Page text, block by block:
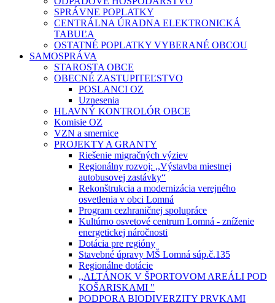
SPRÁVNE POPLATKY
CENTRÁLNA ÚRADNA ELEKTRONICKÁ
TABUĽA
OSTATNÉ POPLATKY VYBERANÉ OBCOU
SAMOSPRÁVA
STAROSTA OBCE
OBECNÉ ZASTUPITEĽSTVO
POSLANCI OZ
Uznesenia
HLAVNÝ KONTROLÓR OBCE
Komisie OZ
VZN a smernice
PROJEKTY A GRANTY
Riešenie migračných výziev
Regionálny rozvoj: ,,Výstavba miestnej
autobusovej zastávky“
Rekonštrukcia a modernizácia verejného
osvetlenia v obci Lomná
Program cezhraničnej spolupráce
Kultúrno osvetové centrum Lomná - zníženie
energetickej náročnosti
Dotácia pre regióny
Stavebné úpravy MŠ Lomná súp.č.135
Regionálne dotácie
,,ALTÁNOK V ŠPORTOVOM AREÁLI POD
KOŠARISKAMI "
PODPORA BIODIVERZITY PRVKAMI